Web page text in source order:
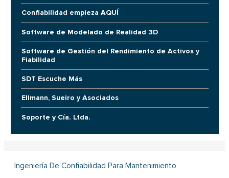
Confiabilidad empieza AQUÍ
Software de Modelado de Realidad 3D
Software de Gestión del Rendimiento de Activos y
Fiabilidad
SDT Escuche Más
Ellmann, Sueiro y Asociados
Soporte y Cía. Ltda.
Ingeniería De Confiabilidad Para Mantenimiento